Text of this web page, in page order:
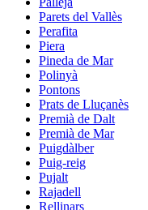
Parets del Vallès
Perafita
Piera
Pineda de Mar
Polinyà
Pontons
Prats de Lluçanès
Premià de Dalt
Premià de Mar
Puigdàlber
Puig-reig
Pujalt
Rajadell
Rellinars